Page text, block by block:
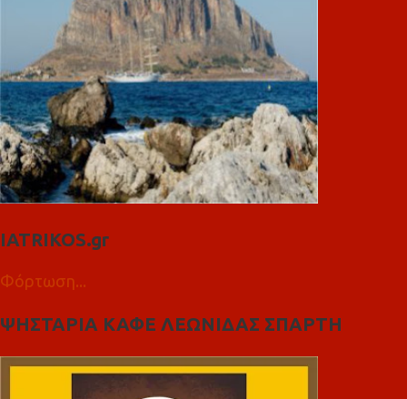
IATRIKOS.gr
Φόρτωση...
ΨΗΣΤΑΡΙΑ ΚΑΦΕ ΛΕΩΝΙΔΑΣ ΣΠΑΡΤΗ